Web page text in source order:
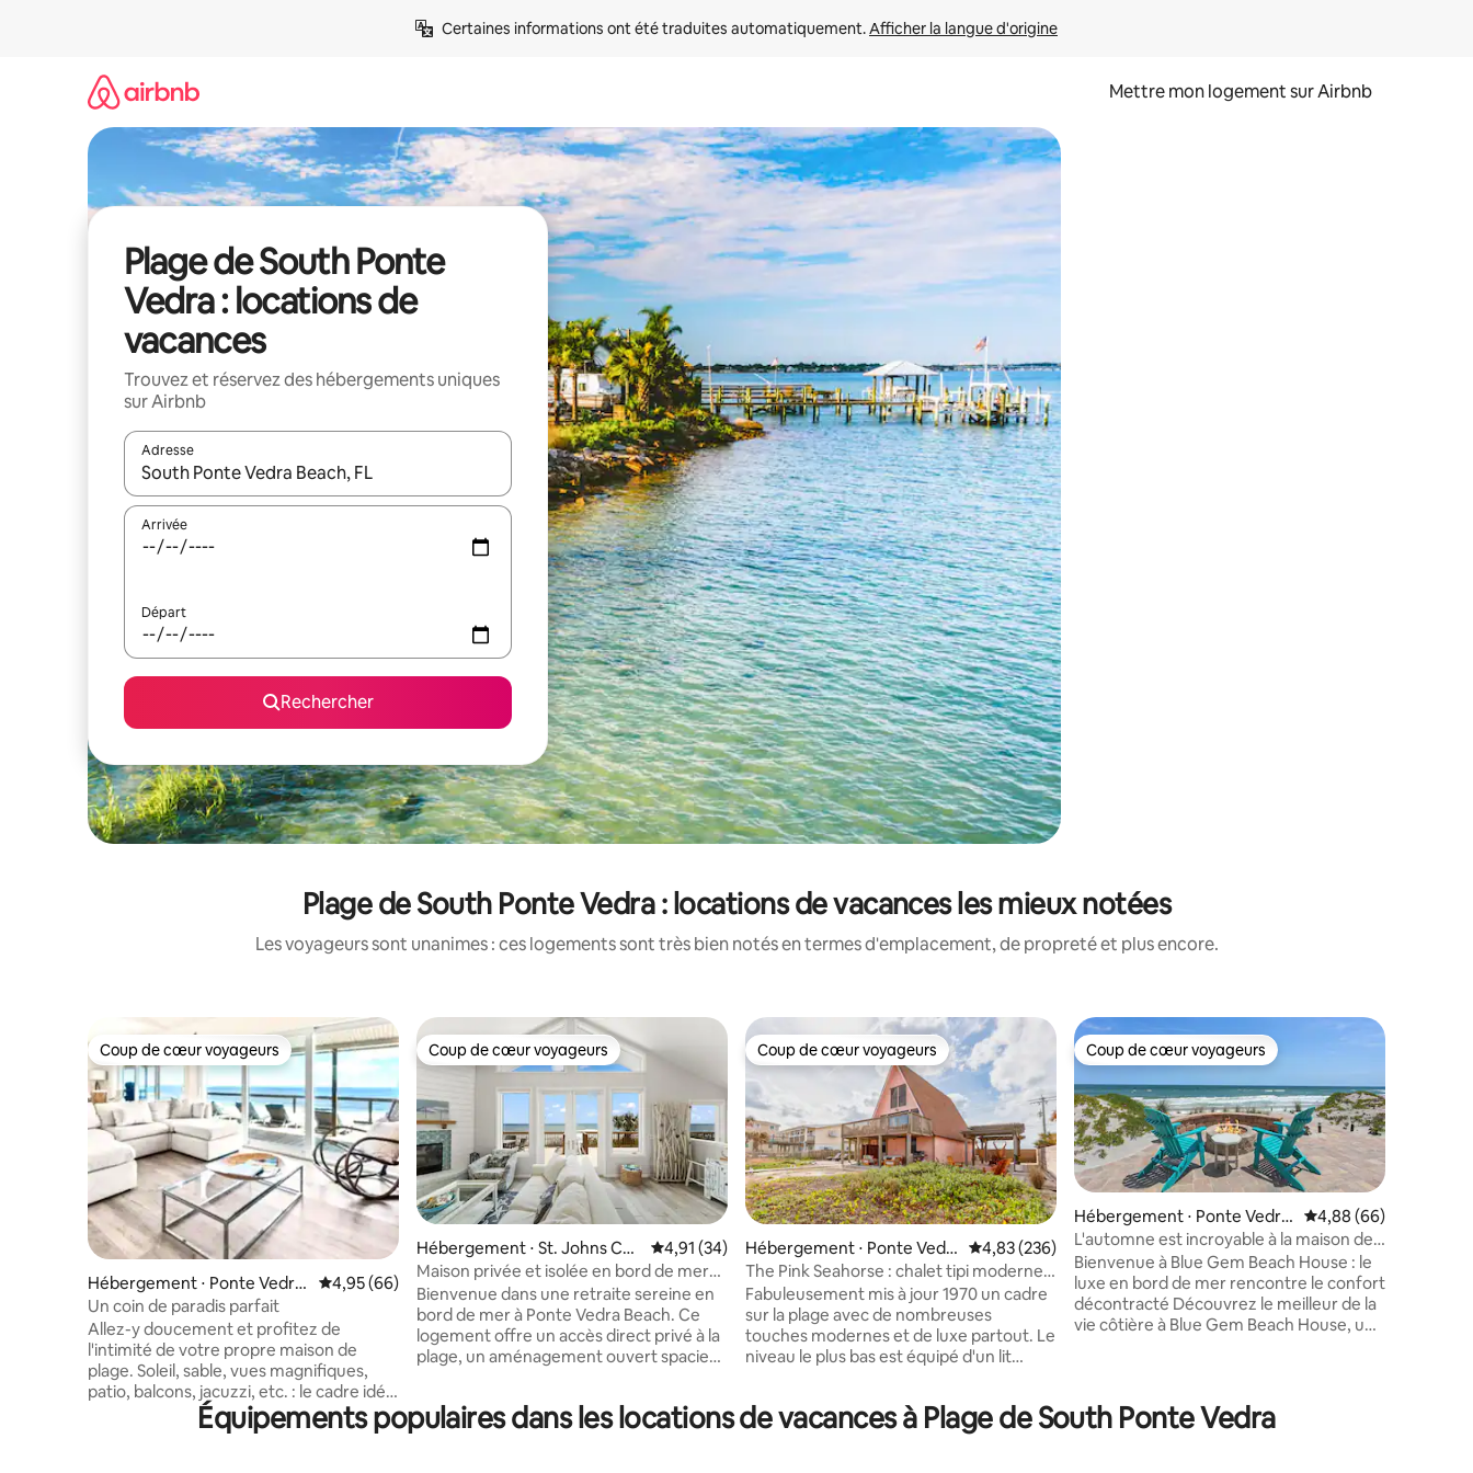
Certaines informations ont été traduites automatiquement. Afficher la langue d'origine
Mettre mon logement sur Airbnb
Plage de South Ponte
Vedra : locations de
vacances
Trouvez et réservez des hébergements uniques
sur Airbnb
Adresse
Lorsque les résultats s'affichent, utilisez les flèches vers le haut et vers le bas pour les parcourir ou en appuyant et en faisant glisser.
Arrivée
Départ
Rechercher
Plage de South Ponte Vedra : locations de vacances les mieux notées
Les voyageurs sont unanimes : ces logements sont très bien notés en termes d'emplacement, de propreté et plus encore.
Coup de cœur voyageurs
Coup de cœur voyageurs
Hébergement ⋅ Ponte Vedra
Beach
Évaluation moyenne sur la base de 66 commentaires : 4,95 sur 5
4,95 (66)
Un coin de paradis parfait
Allez-y doucement et profitez de
l'intimité de votre propre maison de
plage. Soleil, sable, vues magnifiques,
patio, balcons, jacuzzi, etc. : le cadre idéal
pour des vacances actives et amusantes
en famille ou des vacances romantiques
Coup de cœur voyageurs
Coup de cœur voyageurs
Hébergement ⋅ St. Johns Cou
nty
Évaluation moyenne sur la base de 34 commentaires : 4,91 sur 5
4,91 (34)
Maison privée et isolée en bord de mer
avec grande terrasse
Bienvenue dans une retraite sereine en
bord de mer à Ponte Vedra Beach. Ce
logement offre un accès direct privé à la
plage, un aménagement ouvert spacieux
a pas de maisons derrière, juste une
Coup de cœur voyageurs
Coup de cœur voyageurs
Hébergement ⋅ Ponte Vedr
a Beach
Évaluation moyenne sur la base de 236 commentaires : 4,83 sur 5
4,83 (236)
The Pink Seahorse : chalet tipi moderne
en bord de mer
Fabuleusement mis à jour 1970 un cadre
sur la plage avec de nombreuses
touches modernes et de luxe partout. Le
niveau le plus bas est équipé d'un lit
télévision et d'une salle de bains. Le
niveau principal dispose d'une chambre
Coup de cœur voyageurs
Coup de cœur voyageurs
Hébergement ⋅ Ponte Vedra
Beach
Évaluation moyenne
4,88 (66)
L'automne est incroyable à la maison de
plage The Blue Gem
Bienvenue à Blue Gem Beach House : le
luxe en bord de mer rencontre le confort
décontracté Découvrez le meilleur de la
vie côtière à Blue Gem Beach House, une
accès privé à la plage, une vue
panoramique sur l'océan et des
Équipements populaires dans les locations de vacances à Plage de South Ponte Vedra